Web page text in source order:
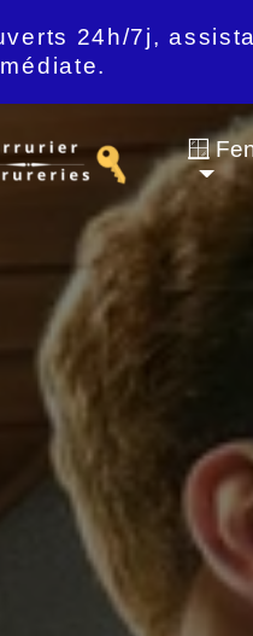
24h/7j,
🪟